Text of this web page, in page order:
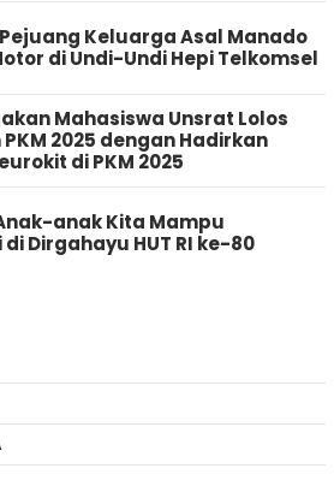
Pejuang Keluarga Asal Manado
di Undi-Undi Hepi Telkomsel
Mahasiswa Unsrat Lolos
2025 dengan Hadirkan
di PKM 2025
anak Kita Mampu
Dirgahayu HUT RI ke-80